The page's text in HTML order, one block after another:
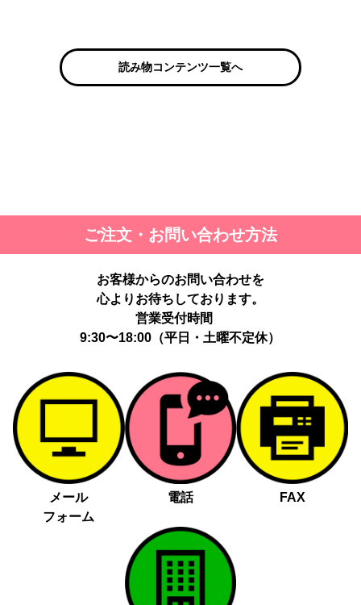
読み物コンテンツ一覧へ
ご注文・お問い合わせ方法
お客様からのお問い合わせを
心よりお待ちしております。
営業受付時間
9:30〜18:00（平日・土曜不定休）
メール
フォーム
電話 FAX